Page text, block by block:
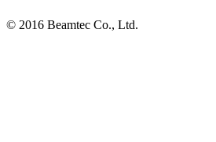
© 2016 Beamtec Co., Ltd.